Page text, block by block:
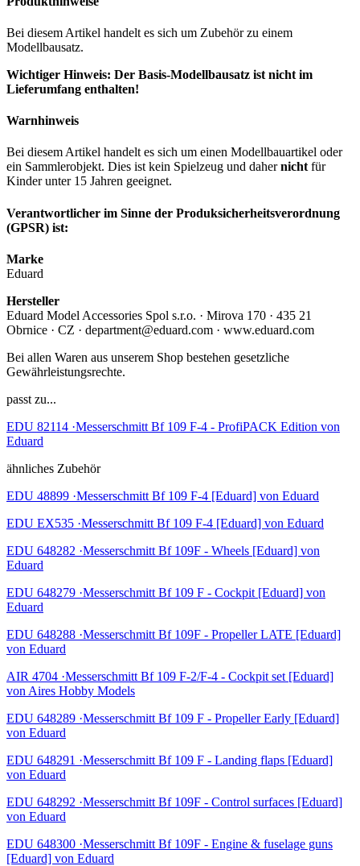
Bei diesem Artikel handelt es sich um Zubehör zu einem
Modellbausatz.
Wichtiger Hinweis: Der Basis-Modellbausatz ist nicht im
Lieferumfang enthalten!
Warnhinweis
Bei diesem Artikel handelt es sich um einen Modellbauartikel oder
ein Sammlerobjekt. Dies ist kein Spielzeug und dahernicht für
Kinder unter 15 Jahren geeignet.
Verantwortlicher im Sinne der Produksicherheitsverordnung
(GPSR) ist:
Marke
Eduard
Hersteller
Eduard Model Accessories Spol s.r.o. · Mirova 170 · 435 21
Obrnice · CZ · department@eduard.com · www.eduard.com
Bei allen Waren aus unserem Shop bestehen gesetzliche
Gewährleistungsrechte.
passt zu...
EDU 82114 ·Messerschmitt Bf 109 F-4 - ProfiPACK Edition von
Eduard
ähnliches Zubehör
EDU 48899 ·Messerschmitt Bf 109 F-4 [Eduard] von Eduard
EDU EX535 ·Messerschmitt Bf 109 F-4 [Eduard] von Eduard
EDU 648282 ·Messerschmitt Bf 109F - Wheels [Eduard] von
Eduard
EDU 648279 ·Messerschmitt Bf 109 F - Cockpit [Eduard] von
Eduard
EDU 648288 ·Messerschmitt Bf 109F - Propeller LATE [Eduard]
von Eduard
AIR 4704 ·Messerschmitt Bf 109 F-2/F-4 - Cockpit set [Eduard]
von Aires Hobby Models
EDU 648289 ·Messerschmitt Bf 109 F - Propeller Early [Eduard]
von Eduard
EDU 648291 ·Messerschmitt Bf 109 F - Landing flaps [Eduard]
von Eduard
EDU 648292 ·Messerschmitt Bf 109F - Control surfaces [Eduard]
von Eduard
EDU 648300 ·Messerschmitt Bf 109F - Engine & fuselage guns
[Eduard] von Eduard